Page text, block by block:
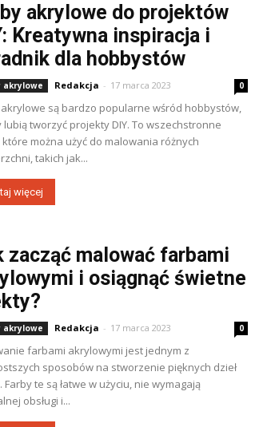
akrylowe do projektów
Kreatywna inspiracja i
dla hobbystów
akrylowe Redakcja - 17 marca 2023 0
akrylowe są bardzo popularne wśród hobbystów,
lubią tworzyć projekty DIY. To wszechstronne
można użyć do malowania różnych
takich jak...
więcej
zacząć malować farbami
i osiągnąć świetne
akrylowe Redakcja - 17 marca 2023 0
farbami akrylowymi jest jednym z
sposobów na stworzenie pięknych dzieł
Farby te są łatwe w użyciu, nie wymagają
obsługi i...